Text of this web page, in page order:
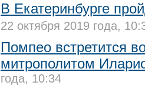
В Екатеринбурге
22 октября 2019 года,
Помпео встретится
митрополитом
года, 10:34